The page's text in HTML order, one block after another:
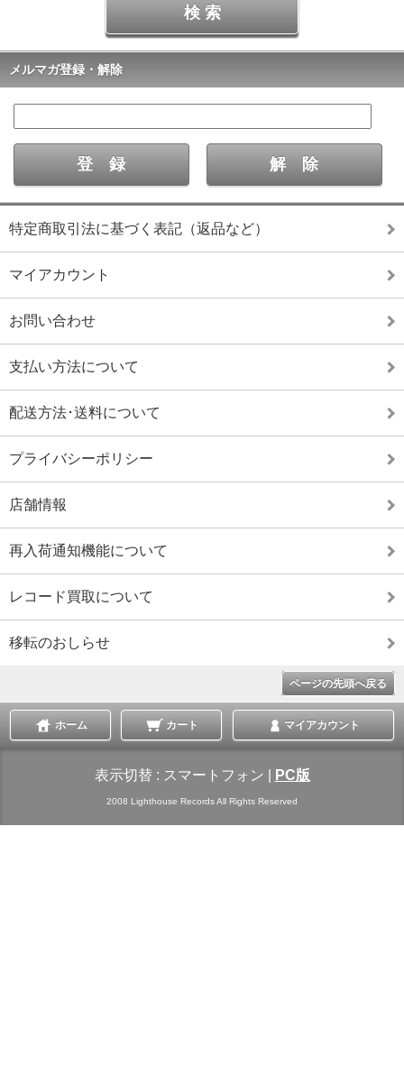
メルマガ登録・解除
特定商取引法に基づく表記（返品など）
マイアカウント
お問い合わせ
支払い方法について
配送方法･送料について
プライバシーポリシー
店舗情報
再入荷通知機能について
レコード買取について
移転のおしらせ
ページの先頭へ戻る
ホーム カート マイアカウント
表示切替 : スマートフォン PC版
2008 Lighthouse Records All Rights Reserved